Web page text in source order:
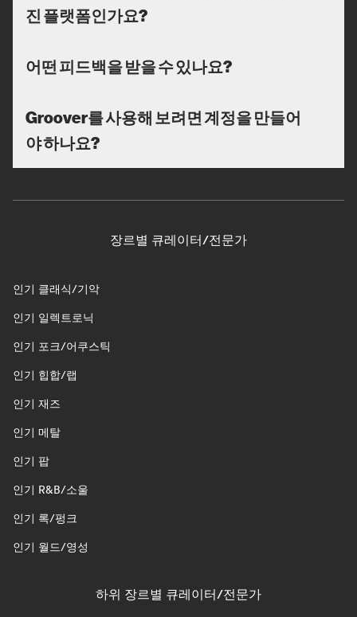
진 플랫폼인가요?
어떤 피드백을 받을 수 있나요?
Groover를 사용해 보려면 계정을 만들어
야 하나요?
장르별 큐레이터/전문가
인기 클래식/기악
인기 일렉트로닉
인기 포크/어쿠스틱
인기 힙합/랩
인기 재즈
인기 메탈
인기 팝
인기 R&B/소울
인기 록/펑크
인기 월드/영성
하위 장르별 큐레이터/전문가